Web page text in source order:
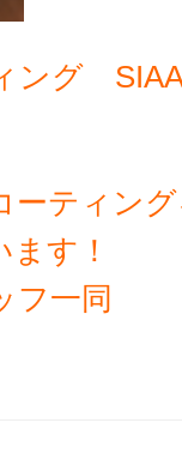
ング
ーティン
す！
フ一同